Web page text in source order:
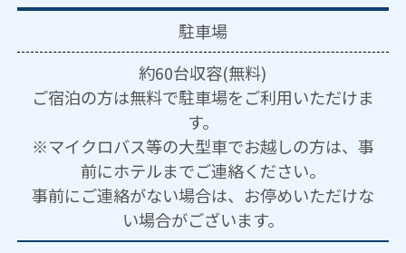
駐車場
約60台収容(無料)
ご宿泊の方は無料で駐車場をご利用いただけま
す。
※マイクロバス等の大型車でお越しの方は、事
前にホテルまでご連絡ください。
事前にご連絡がない場合は、お停めいただけな
い場合がございます。